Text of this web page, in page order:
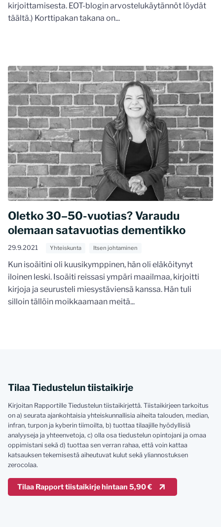
kirjoittamisesta. EOT-blogin arvostelukäytännöt löydät
täältä.) Korttipakan takana on...
Oletko 30–50-vuotias? Varaudu
olemaan satavuotias dementikko
29.9.2021 Yhteiskunta Itsen johtaminen
Kun isoäitini oli kuusikymppinen, hän oli eläköitynyt
iloinen leski. Isoäiti reissasi ympäri maailmaa, kirjoitti
kirjoja ja seurusteli miesystäviensä kanssa. Hän tuli
silloin tällöin moikkaamaan meitä...
Tilaa Tiedustelun tiistaikirje
Kirjoitan Rapportille Tiedustelun tiistaikirjettä. Tiistaikirjeen tarkoitus
on a) seurata ajankohtaisia yhteiskunnallisia aiheita talouden, median,
infran, turpon ja kyberin tiimoilta, b) tuottaa tilaajille hyödyllisiä
analyyseja ja yhteenvetoja, c) olla osa tiedustelun opintojani ja omaa
oppimistani sekä d) tuottaa sen verran rahaa, että voin kattaa
katsauksen tekemisestä aiheutuvat kulut sekä yliannostuksen
zerocolaa.
Tilaa Rapport tiistaikirje hintaan 5,90 €